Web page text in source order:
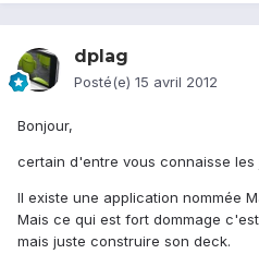
dplag
Posté(e) 15 avril 2012
Bonjour,
certain d'entre vous connaisse les
Il existe une application nommée
Mais ce qui est fort dommage
mais juste construire son deck.